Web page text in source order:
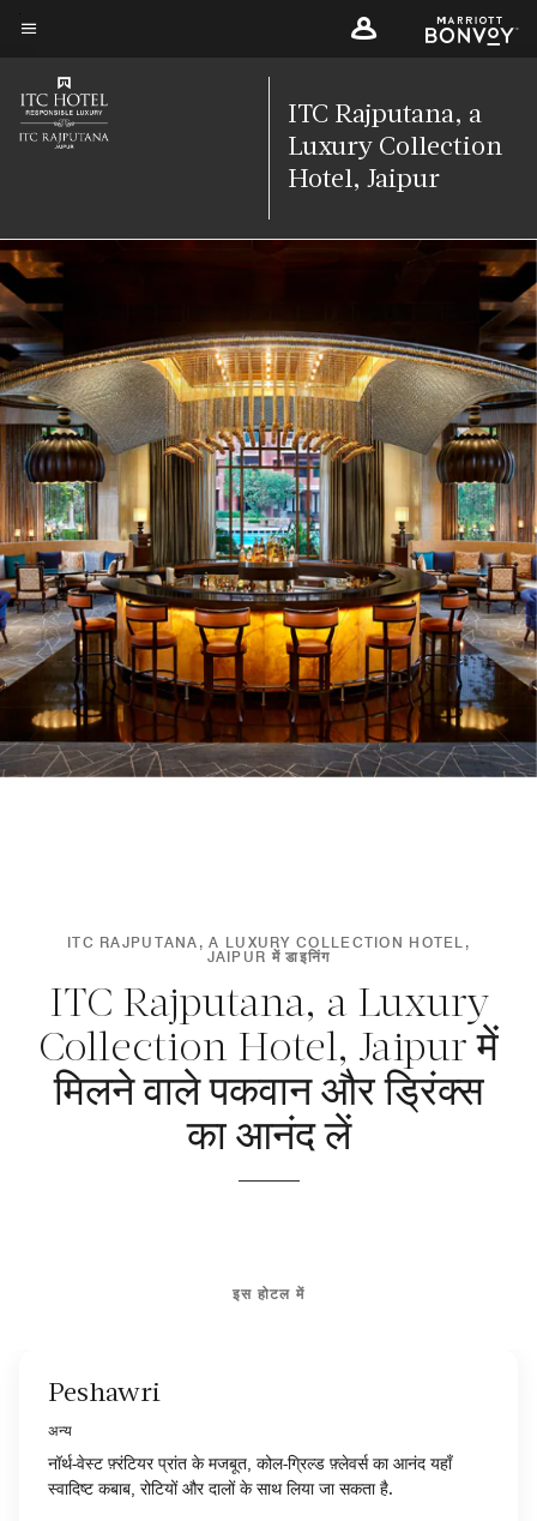
Skip
main
content
ITC Rajputana, a
Luxury Collection
Hotel, Jaipur
ITC RAJPUTANA, A LUXURY COLLECTION HOTEL,
JAIPUR में डाइनिंग
ITC Rajputana, a Luxury
Collection Hotel, Jaipur में
मिलने वाले पकवान और ड्रिंक्स
का आनंद लें
इस होटल में
Peshawri
अन्य
नॉर्थ-वेस्ट फ़्रंटियर प्रांत के मजबूत, कोल-ग्रिल्ड फ़्लेवर्स का आनंद यहाँ
स्वादिष्ट कबाब, रोटियों और दालों के साथ लिया जा सकता है.